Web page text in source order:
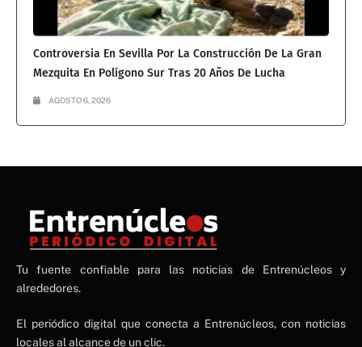
Controversia En Sevilla Por La Construcción De La Gran
Mezquita En Polígono Sur Tras 20 Años De Lucha
AGOSTO 6, 2026
NE
NEWS ELEMENTOR
Tu fuente confiable para las noticias de Entrenúcleos y
alrededores.
El periódico digital que conecta a Entrenúcleos, con noticias
locales al alcance de un clic.